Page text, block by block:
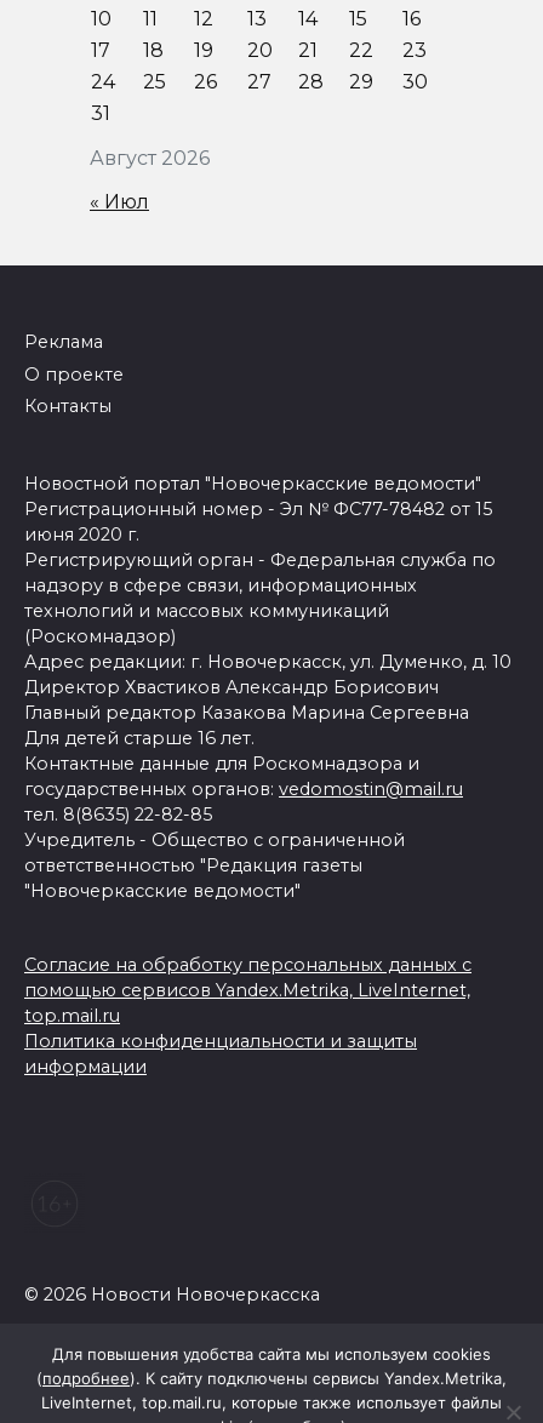
Август 2026
10
11 12 13 14 15
16
17
18 19 20 21 22
23
24
25 26 27 28 29
30
31
« Июл
Реклама
О проекте
Контакты
Новостной портал "Новочеркасские ведомости"
Регистрационный номер - Эл № ФС77-78482 от 15
июня 2020 г.
Регистрирующий орган - Федеральная служба по
надзору в сфере связи, информационных
технологий и массовых коммуникаций
(Роскомнадзор)
Адрес редакции: г. Новочеркасск, ул. Думенко, д. 10
Директор Хвастиков Александр Борисович
Главный редактор Казакова Марина Сергеевна
Для детей старше 16 лет.
Контактные данные для Роскомнадзора и
государственных органов: vedomostin@mail.ru
тел. 8(8635) 22-82-85
Учредитель - Общество с ограниченной
ответственностью "Редакция газеты
"Новочеркасские ведомости"
Согласие на обработку персональных данных с
помощью сервисов Yandex.Metrika, LiveInternet,
top.mail.ru
Политика конфиденциальности и защиты
информации
© 2026 Новости Новочеркасска
Для повышения удобства сайта мы используем cookies
(подробнее). К сайту подключены сервисы Yandex.Metrika,
LiveInternet, top.mail.ru, которые также использует файлы